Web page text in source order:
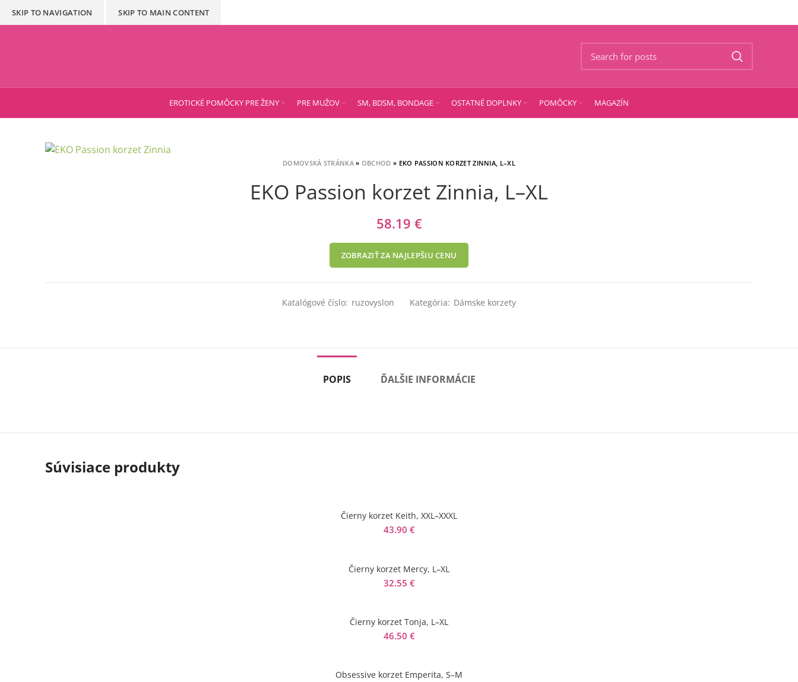
SKIP TO NAVIGATION SKIP TO MAIN CONTENT
EROTICKÉ POMÔCKY PRE ŽENY PRE MUŽOV SM, BDSM, BONDAGE OSTATNÉ DOPLNKY POMÔCKY MAGAZÍN
DOMOVSKÁ STRÁNKA» OBCHOD » EKO PASSION KORZET ZINNIA, L–XL
EKO Passion korzet Zinnia, L–XL
58.19 €
ZOBRAZIŤ ZA NAJLEPŠIU CENU
Katalógové číslo: ruzovyslon Kategória: Dámske korzety
POPIS ĎALŠIE INFORMÁCIE
Súvisiace produkty
Čierny korzet Keith, XXL–XXXL
43.90 €
Čierny korzet Mercy, L–XL
32.55 €
Čierny korzet Tonja, L–XL
46.50 €
Obsessive korzet Emperita, S–M